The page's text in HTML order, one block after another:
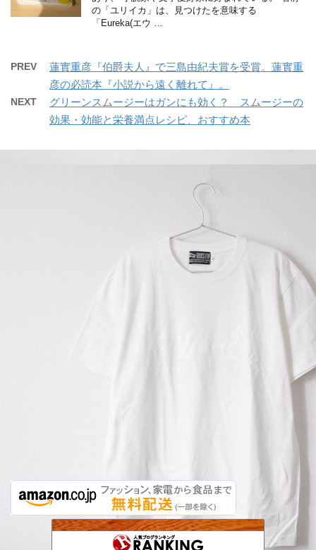
の「ユリイカ」は、見つけたを意味する
「Eureka(エウ …
PREV
蓮實重彦『伯爵夫人』で三島由紀夫賞を受賞。蓮實重
彦の必読本『小説から遠く離れて』。
NEXT
グリーンスムージーはガンにも効く？ スムージーの
効果・効能と栄養満点レシピ、おすすめ本